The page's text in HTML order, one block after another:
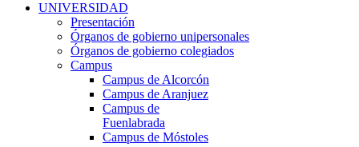
UNIVERSIDAD
Presentación
Órganos de gobierno unipersonales
Órganos de gobierno colegiados
Campus
Campus de Alcorcón
Campus de Aranjuez
Campus de
Fuenlabrada
Campus de Móstoles